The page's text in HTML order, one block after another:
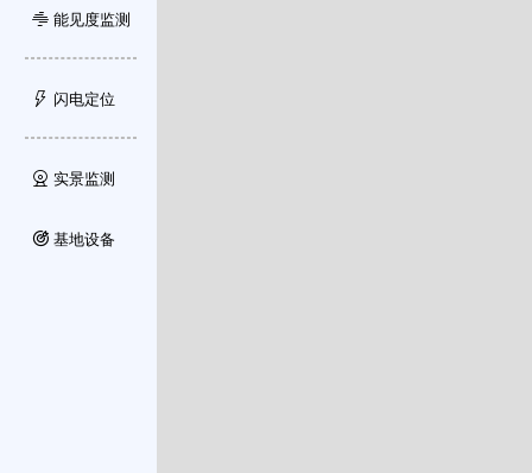
能见度监测
闪电定位
实景监测
基地设备